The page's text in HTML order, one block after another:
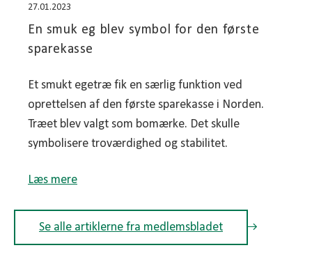
27.01.2023
En smuk eg blev symbol for den første
sparekasse
Et smukt egetræ fik en særlig funktion ved
oprettelsen af den første sparekasse i Norden.
Træet blev valgt som bomærke. Det skulle
symbolisere troværdighed og stabilitet.
Læs mere
Se alle artiklerne fra medlemsbladet